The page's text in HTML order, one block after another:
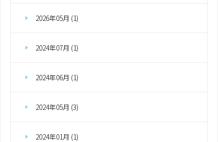
2026年05月 (1)
2024年07月 (1)
2024年06月 (1)
2024年05月 (3)
2024年01月 (1)